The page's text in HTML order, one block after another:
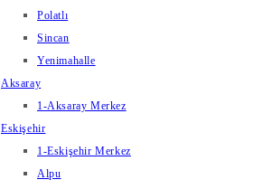
Polatlı
Sincan
Yenimahalle
Aksaray
1-Aksaray Merkez
Eskişehir
1-Eskişehir Merkez
Alpu